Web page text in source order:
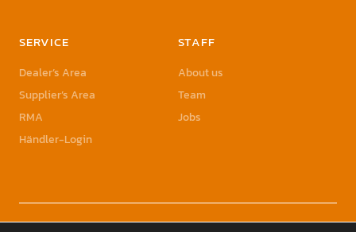
SERVICE
Dealer’s Area
Supplier’s Area
RMA
Händler-Login
STAFF
About us
Team
Jobs